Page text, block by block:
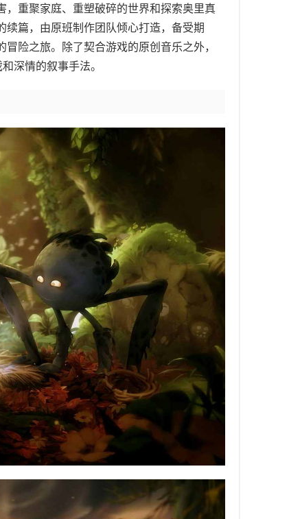
，重聚家庭、重塑破碎的世界和探索奥里真
篇，由原班制作团队倾心打造，备受期
险之旅。除了契合游戏的原创音乐之外，
深情的叙事手法。